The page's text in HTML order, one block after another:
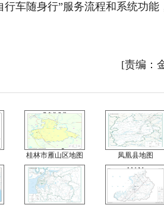
车随身行”服务流程和系统功能
[责编：
桂林市雁山区地图 凤凰县地图